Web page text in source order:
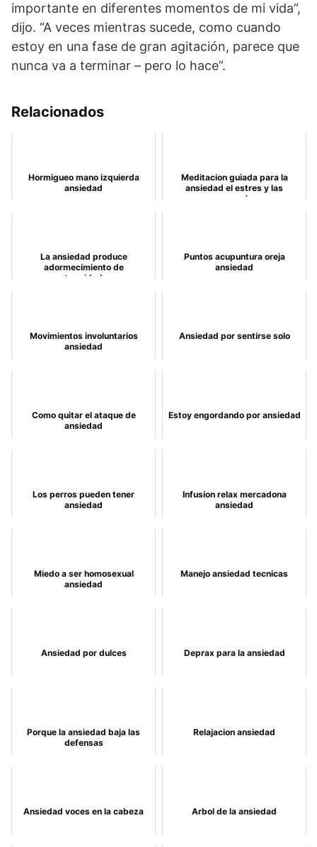
importante en diferentes momentos de mi vida”,
dijo. “A veces mientras sucede, como cuando
estoy en una fase de gran agitación, parece que
nunca va a terminar – pero lo hace”.
Relacionados
Hormigueo mano izquierda
ansiedad
Meditacion guiada para la
ansiedad el estres y las
preocupaciones
La ansiedad produce
adormecimiento de
extremidades
Puntos acupuntura oreja
ansiedad
Movimientos involuntarios
ansiedad
Ansiedad por sentirse solo
Como quitar el ataque de
ansiedad
Estoy engordando por ansiedad
Los perros pueden tener
ansiedad
Infusion relax mercadona
ansiedad
Miedo a ser homosexual
ansiedad
Manejo ansiedad tecnicas
Ansiedad por dulces Deprax para la ansiedad
Porque la ansiedad baja las
defensas
Relajacion ansiedad
Ansiedad voces en la cabeza Arbol de la ansiedad